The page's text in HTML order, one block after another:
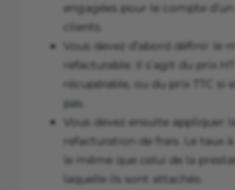
engagées pour le compte d’un
clients.
Vous devez d’abord définir le
refacturable. Il s’agit du prix
récupérable, ou du prix TTC si
pas.
Vous devez ensuite appliquer
refacturation de frais. Le taux
le même que celui de la
laquelle ils sont attachés.